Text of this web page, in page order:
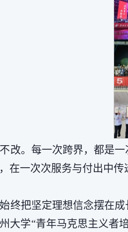
改。每一次跨界，都是
在一次次服务与付出中
终把坚定理想信念摆在
大学“青年马克思主义